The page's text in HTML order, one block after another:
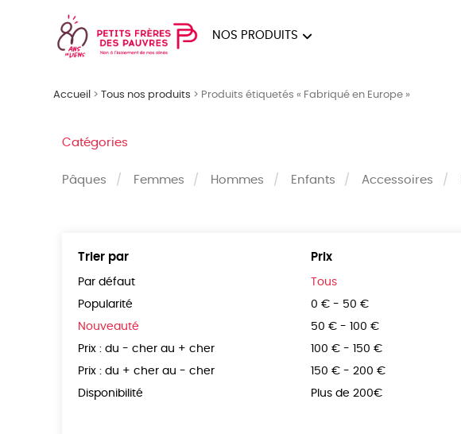
NOS PRODUITS
Accueil >Tous nos produits > Produits étiquetés « Fabriqué en Europe »
Catégories
Pâques Femmes Hommes Enfants Accessoires
Trier par
Par défaut
Popularité
Nouveauté
Prix : du - cher au + cher
Prix : du + cher au - cher
Disponibilité
Prix
Tous
0 € - 50 €
50 € - 100 €
100 € - 150 €
150 € - 200 €
Plus de 200€